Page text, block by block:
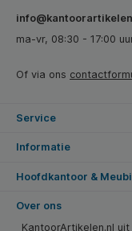
ma-vr, 08:30 - 17:00
Of via ons
Service
Informatie
Hoofdkantoor &
Over ons
KantoorArtikelen.nl